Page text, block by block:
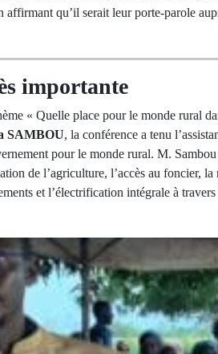
affirmant qu’il serait leur porte-parole
importante
« Quelle place pour le monde rural
SAMBOU, la conférence a tenu
pour le monde rural. M.
de l’agriculture, l’accès au foncier, la
et l’électrification intégrale à